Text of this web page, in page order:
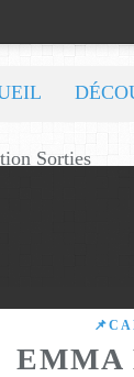
EMMA